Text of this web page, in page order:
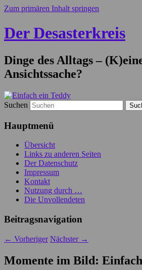
Zum primären Inhalt springen
Der Desasterkreis
Dinge des Alltags –
Ansichtssache?
Suchen
Hauptmenü
Übersicht
Links zu anderen Seiten
Der Datenschutz
Impressum
Kontakt
Nutzung durch …
Die Unvollendeten
Beitragsnavigation
← Vorheriger Nächster →
Momente im Bild: